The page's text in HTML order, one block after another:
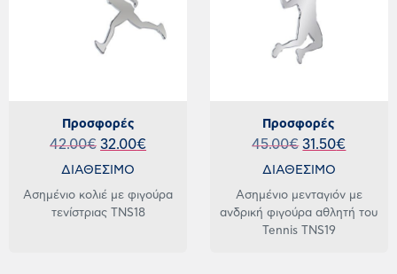
Προσφορές
42.00€ 32.00€
ΔΙΑΘΕΣΙΜΟ
Ασημένιο κολιέ με φιγούρα
τενίστριας TNS18
Προσφορές
45.00€ 31.50€
ΔΙΑΘΕΣΙΜΟ
Ασημένιο μενταγιόν με
ανδρική φιγούρα αθλητή του
Tennis TNS19